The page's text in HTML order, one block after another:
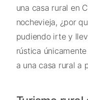
una casa rural en
nochevieja, ¿por
pudiendo irte y
rústica
a una casa rural a